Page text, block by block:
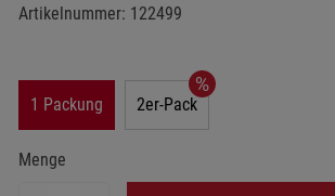
Artikelnummer: 122499
1 Packung 2er-Pack
Menge